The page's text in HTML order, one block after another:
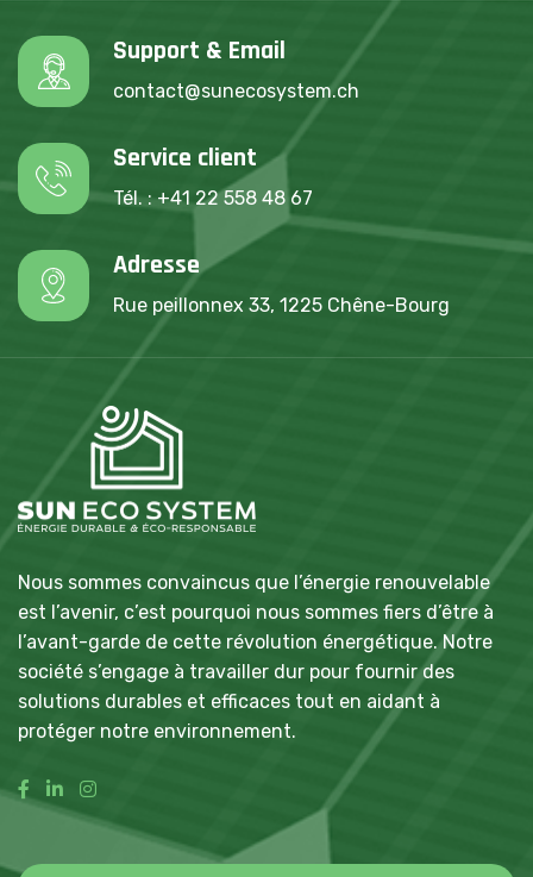
Support & Email
contact@sunecosystem.ch
Service client
Tél. : +41 22 558 48 67
Adresse
Rue peillonnex 33, 1225 Chêne-Bourg
Nous sommes convaincus que l’énergie renouvelable
est l’avenir, c’est pourquoi nous sommes fiers d’être à
l’avant-garde de cette révolution énergétique. Notre
société s’engage à travailler dur pour fournir des
solutions durables et efficaces tout en aidant à
protéger notre environnement.